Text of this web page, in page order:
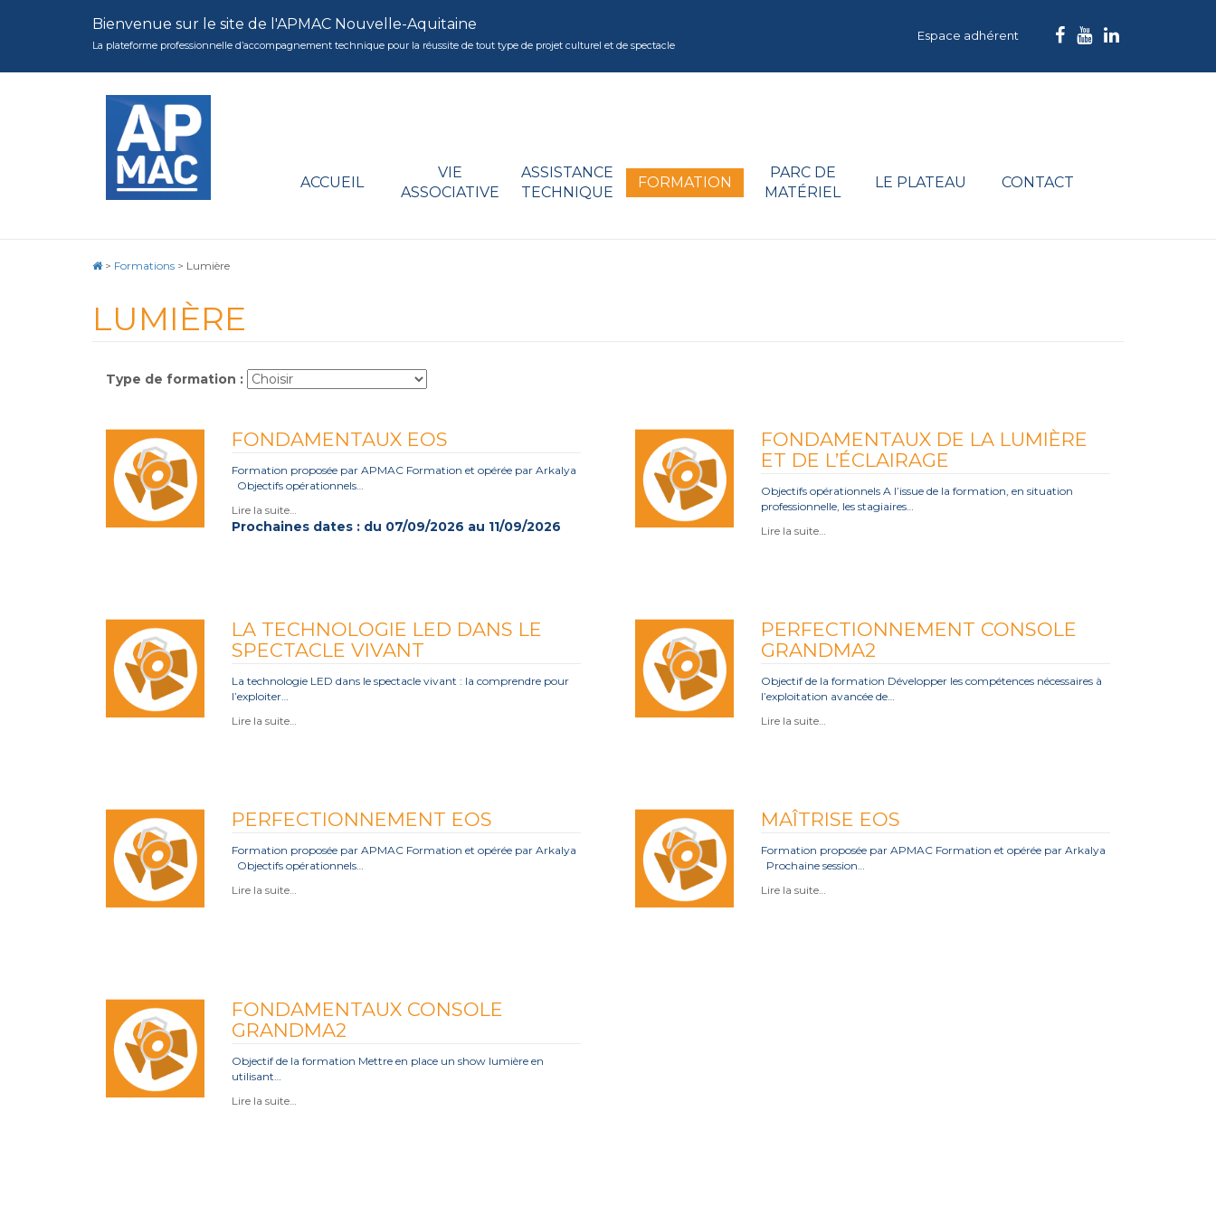
Bienvenue sur le site de l'APMAC Nouvelle-Aquitaine
La plateforme professionnelle d’accompagnement technique pour la réussite de tout type de projet culturel et de spectacle
Espace adhérent
ACCUEIL
VIE
ASSOCIATIVE
ASSISTANCE
TECHNIQUE
FORMATION
PARC DE
MATÉRIEL
LE PLATEAU CONTACT
> Formations > Lumière
LUMIÈRE
Type de formation :
FONDAMENTAUX EOS
Formation proposée par APMAC Formation et opérée par Arkalya
Objectifs opérationnels…
Lire la suite…
Prochaines dates : du 07/09/2026 au 11/09/2026
FONDAMENTAUX DE LA LUMIÈRE
ET DE L’ÉCLAIRAGE
Objectifs opérationnels A l’issue de la formation, en situation
professionnelle, les stagiaires…
Lire la suite…
LA TECHNOLOGIE LED DANS LE
SPECTACLE VIVANT
La technologie LED dans le spectacle vivant : la comprendre pour
l’exploiter…
Lire la suite…
PERFECTIONNEMENT CONSOLE
GRANDMA2
Objectif de la formation Développer les compétences nécessaires à
l’exploitation avancée de…
Lire la suite…
PERFECTIONNEMENT EOS
Formation proposée par APMAC Formation et opérée par Arkalya
Objectifs opérationnels…
Lire la suite…
MAÎTRISE EOS
Formation proposée par APMAC Formation et opérée par Arkalya
Prochaine session…
Lire la suite…
FONDAMENTAUX CONSOLE
GRANDMA2
Objectif de la formation Mettre en place un show lumière en
utilisant…
Lire la suite…